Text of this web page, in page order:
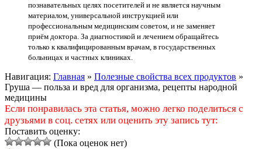
познавательных целях посетителей и не является научным
материалом, универсальной инструкцией или
профессиональным медицинским советом, и не заменяет
приём доктора. За диагностикой и лечением обращайтесь
только к квалифицированным врачам, в государственных
больницах и частных клиниках.
Навигация: Главная » Полезные свойства всех продуктов »
Груша — польза и вред для организма, рецепты народной
медицины
Если понравилась эта статья, можно легко поделиться с
друзьями в соц. сетях или оценить эту запись тут:
Поставить оценку:
(Пока оценок нет)